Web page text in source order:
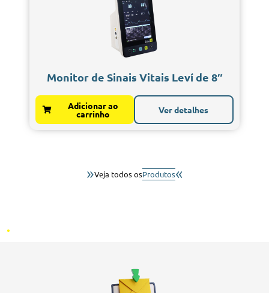
Monitor de Sinais Vitais Leví de 8″
Adicionar ao
carrinho Ver detalhes
»Veja todos osProdutos«
.